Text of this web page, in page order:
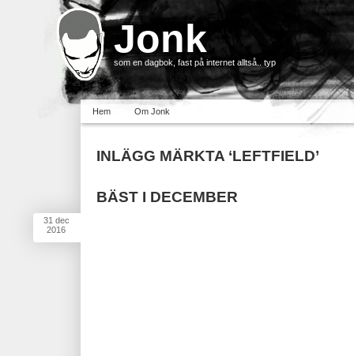
Jonk
som en dagbok, fast på internet alltså.. typ
Hem Om Jonk
INLÄGG MÄRKTA ‘LEFTFIELD’
31 dec
2016
BÄST I DECEMBER